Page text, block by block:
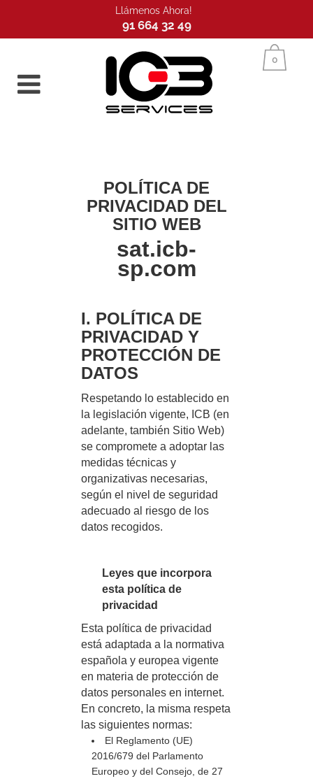
Llámenos Ahora!
91 664 32 49
Inicio 0
POLÍTICA DE
PRIVACIDAD DEL
SITIO WEB
sat.icb-
sp.com
I. POLÍTICA DE
PRIVACIDAD Y
PROTECCIÓN DE
DATOS
Respetando lo establecido en
la legislación vigente, ICB (en
adelante, también Sitio Web)
se compromete a adoptar las
medidas técnicas y
organizativas necesarias,
según el nivel de seguridad
adecuado al riesgo de los
datos recogidos.
Leyes que incorpora
esta política de
privacidad
Esta política de privacidad
está adaptada a la normativa
española y europea vigente
en materia de protección de
datos personales en internet.
En concreto, la misma respeta
las siguientes normas:
El Reglamento (UE)
2016/679 del Parlamento
Europeo y del Consejo, de 27